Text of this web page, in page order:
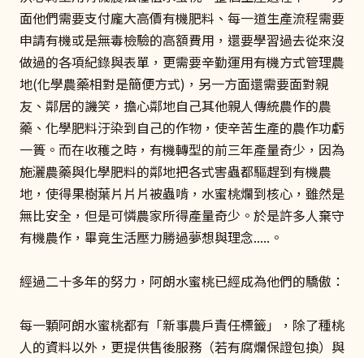
面他們需要支付龐大高價有機肥料、每一道生產流程需要
申請有機或是無毒檢驗的高額費用，還要學習過去從來沒
做過的各項紀錄與表單，更需要辛勤運用有機方式管理農
地(化學農藥相對是簡便方式)，另一方面還需要面對親
友、鄰居的譏笑，擔心鄰地自己其他親人傳統農作的農
藥、化學肥料汙染到自己的作物，使辛苦生產的農作功虧
一簣。而在收穫之時，有機轉型的前三年產量奇少，因為
施灑農藥與化學肥料的鄰地把各式害蟲都驅趕到有機農
地，使得果樹葉片片片被蟲啃，水蜜桃爛到核心，雖然是
無比安全，但是可憐農家所得產量奇少。於是許多人棄守
有機農作，畢竟生活壓力勝過夢想與理念.....。
經過二十多年的努力，阿朗水蜜桃已經成為他們的驕傲：
每一顆阿朗水蜜桃都有「新事農戶責任標籤」，除了種桃
人的資料以外，更提供售後服務（若有腐爛保證包換）與